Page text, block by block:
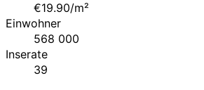
€19.90/m²
Einwohner
568 000
Inserate
39